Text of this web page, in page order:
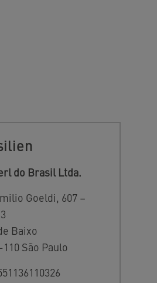
do Brasil Ltda.
Goeldi, 607 –
Baixo
110 São Paulo